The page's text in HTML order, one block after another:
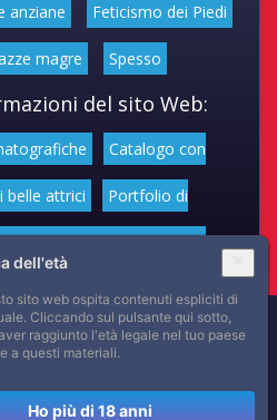
anziane Feticismo dei Piedi
magre Spesso
del sito Web:
Catalogo con
belle attrici Portfolio di
Affascinanti star dello sport
responsabilità: tutti i membri e le
su questo sito hanno almeno 18
anni.
Keeping Requirements Compliance
dell'età
sito web ospita contenuti espliciti di
Cliccando sul pulsante qui sotto,
raggiunto l'età legale nel tuo paese
a questi materiali.
Ho più di 18 anni